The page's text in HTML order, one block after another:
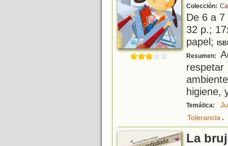
Colección:
De 6 a
32 p.;
papel;
Resumen:
higiene,
Temática:
Tolerancia.
La